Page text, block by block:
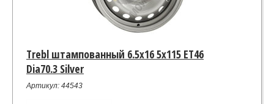
Trebl штампованный 6.5x16 5x115 ET46
Dia70.3 Silver
Артикул: 44543